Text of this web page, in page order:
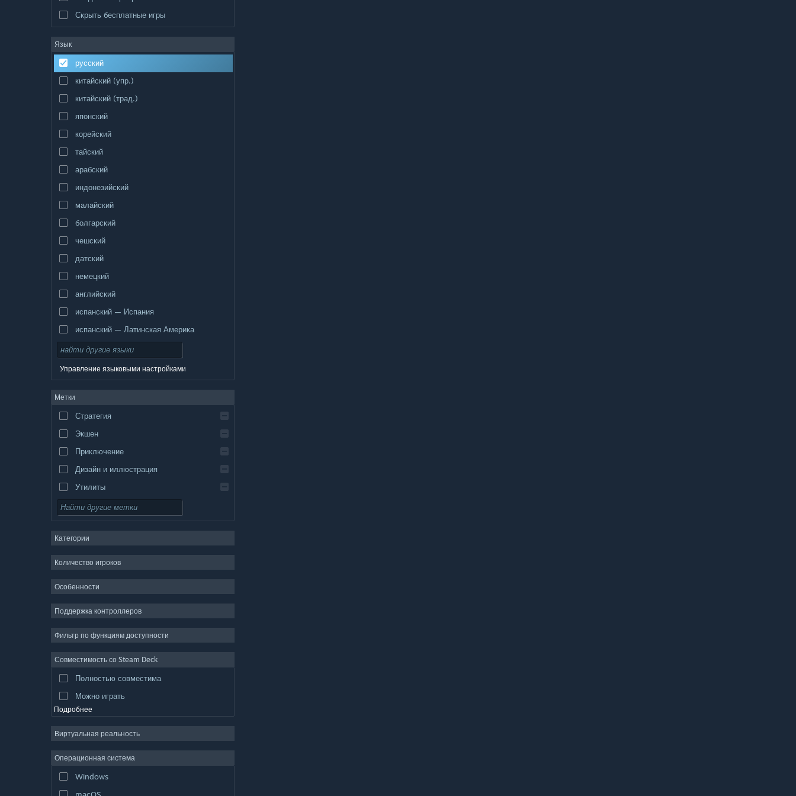
Скрыть бесплатные игры
Язык
русский
китайский (упр.)
китайский (трад.)
японский
корейский
тайский
арабский
индонезийский
малайский
болгарский
чешский
датский
немецкий
английский
испанский — Испания
испанский — Латинская Америка
Управление языковыми настройками
Метки
Стратегия
Экшен
Приключение
Дизайн и иллюстрация
Утилиты
Бесплатная игра
ММО
Симулятор
Видеопродакшн
Обработка фото
Категории
Количество игроков
Особенности
Поддержка контроллеров
Фильтр по функциям доступности
Совместимость со Steam Deck
Полностью совместима
Можно играть
Подробнее
Виртуальная реальность
Операционная система
Windows